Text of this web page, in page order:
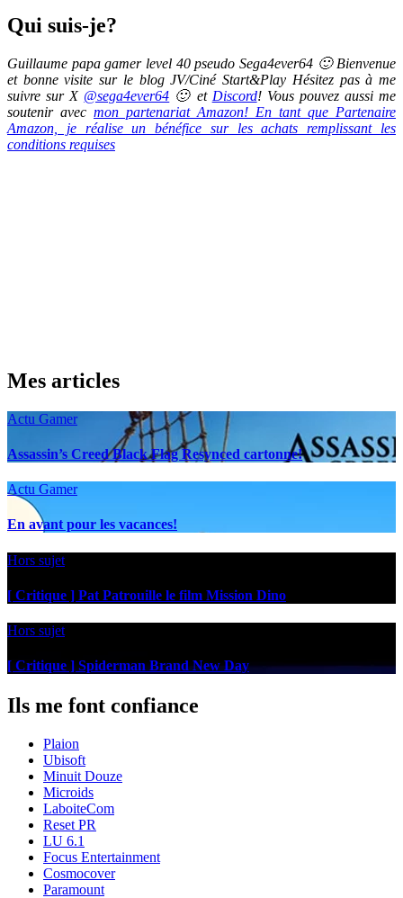
Qui suis-je?
Guillaume papa gamer level 40 pseudo Sega4ever64 🙂 Bienvenue
et bonne visite sur le blog JV/Ciné Start&Play Hésitez pas à me
suivre sur X @sega4ever64 🙂 et Discord! Vous pouvez aussi me
soutenir avec mon partenariat Amazon! En tant que Partenaire
Amazon, je réalise un bénéfice sur les achats remplissant les
conditions requises
Mes articles
Actu Gamer
Assassin’s Creed Black Flag Resynced cartonne!
Actu Gamer
En avant pour les vacances!
Hors sujet
[ Critique ] Pat Patrouille le film Mission Dino
Hors sujet
[ Critique ] Spiderman Brand New Day
Ils me font confiance
Plaion
Ubisoft
Minuit Douze
Microids
LaboiteCom
Reset PR
LU 6.1
Focus Entertainment
Cosmocover
Paramount